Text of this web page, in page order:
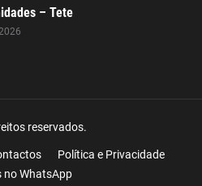
– Tete
reservados.
Política e Privacidade
no WhatsApp